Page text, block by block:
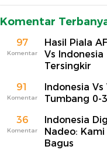
Komentar
97
Komentar
Hasil Piala
Vs Indonesia
Tersingkir
91
Komentar
Indonesia
Tumbang 0-3
36
Komentar
Indonesia
Nadeo:
Bagus